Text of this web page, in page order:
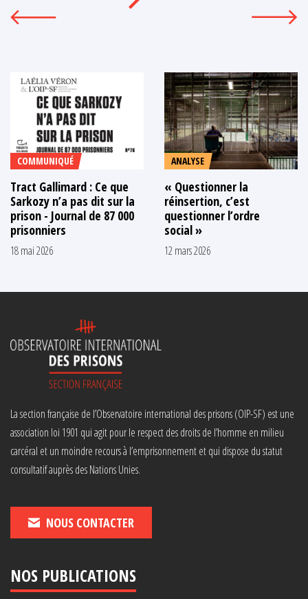
COMMUNIQUÉ
Tract Gallimard : Ce que
Sarkozy n’a pas dit sur la
prison - Journal de 87 000
prisonniers
18 mai 2026
ANALYSE
« Questionner la
réinsertion, c’est
questionner l’ordre
social »
12 mars 2026
La section française de l’Observatoire international des prisons (OIP-SF) est une
association loi 1901 qui agit pour le respect des droits de l’homme en milieu
carcéral et un moindre recours à l’emprisonnement et qui dispose du statut
consultatif auprès des Nations Unies.
NOUS CONTACTER
NOS PUBLICATIONS